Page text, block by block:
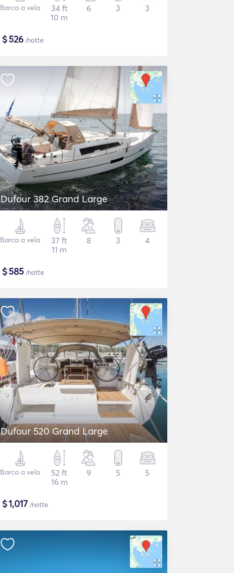
Barca a vela
34 ft
10 m
6 3 3
$526/notte
Dufour 382 Grand Large
Barca a vela
37 ft
11 m
8 3 4
$585 /notte
Dufour 520 Grand Large
Barca a vela
52 ft
16 m
9 5 5
$1,017 /notte